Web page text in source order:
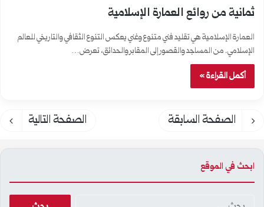
ثمانية من روائع العمارة الإسلامية
العمارة الإسلامية هي تقليد فني متنوع وغني يعكس التنوع الثقافي والتاريخي للعالم
الإسلامي. من المساجد والقصور إلى المقابر والحدائق، تعرض…
أكمل القراءة »
الصفحة السابقة الصفحة التالية
ابحث في الموقع